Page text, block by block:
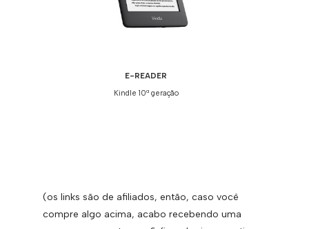
E-READER
Kindle 10ª geração
(os links são de afiliados, então, caso você
compre algo acima, acabo recebendo uma